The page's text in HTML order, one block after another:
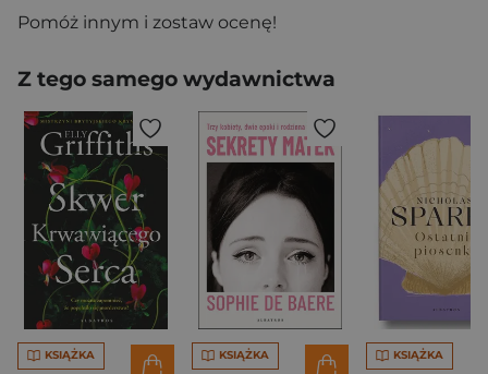
Pomóż innym i zostaw ocenę!
Z tego samego wydawnictwa
KSIĄŻKA KSIĄŻKA KSIĄŻKA